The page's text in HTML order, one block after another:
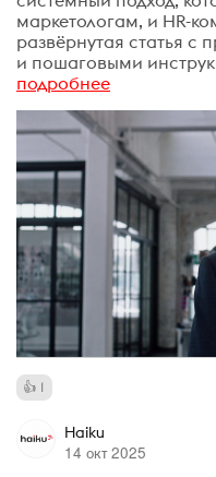
маркетологам, и HR-
развёрнутая статья с
и пошаговыми
подробнее
1
Haiku
14 окт 2025